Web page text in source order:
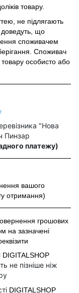
товару.
не підлягають
що
споживачем
Споживач
товару особисто або
"Нова
Пинзар
платежу)
вашого
отримання)
грошових
на зазначені
DIGITALSHOP
не пізніше ніж
DIGITALSHOP